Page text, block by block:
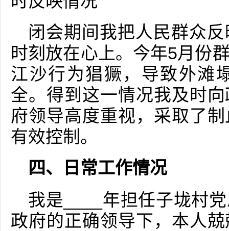
闭会期间我把人民群众
时刻放在心上。今年5月份
江沙行为猖獗，导致外滩
全。得到这一情况我及时
府领导高度重视，采取了
有效控制。
四、日常工作情况
我是____年担任子垅村
政府的正确领导下，本人